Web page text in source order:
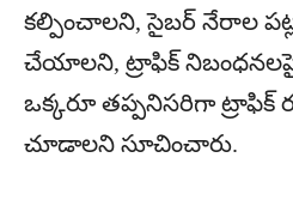
కల్పించాలని, సైబర్ నేరాల పట్ల
చేయాలని, ట్రాఫిక్
ఒక్కరూ తప్పనిసరిగా
చూడాలని సూచించారు.